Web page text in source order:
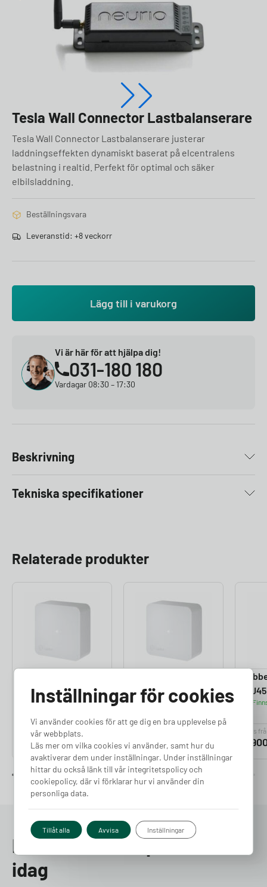
Tesla Wall Connector Lastbalanserare
Tesla Wall Connector Lastbalanserare justerar
laddningseffekten dynamiskt baserat på elcentralens
belastning i realtid. Perfekt för optimal och säker
elbilsladdning.
Beställningsvara
Leveranstid: +8 veckorr
Lägg till i varukorg
Vi är här för att hjälpa dig!
031-180 180
Vardagar 08:30 – 17:30
Beskrivning
Tekniska specifikationer
Relaterade produkter
RJ45 port
Finns i lager
Pris från
1 900kr
RJ12 port
Finns i lager
1 900kr
Pris
1
Prata med en expert redan
idag
Inställningar för cookies
Vi använder cookies för att ge dig en bra upplevelse på
vår webbplats.
Läs mer om vilka cookies vi använder, samt hur du
avaktiverar dem under inställningar. Under inställningar
hittar du också länk till vår integritetspolicy och
cookiepolicy, där vi förklarar hur vi använder din
personliga data.
Tillåt alla Avvisa Inställningar